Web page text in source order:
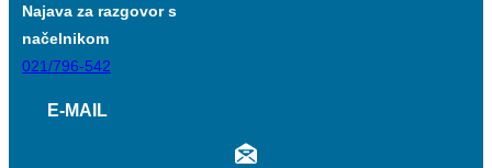
Najava za razgovor s
načelnikom
021/796-542
E-MAIL